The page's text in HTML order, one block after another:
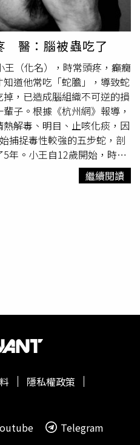
謹慎。
醫：腦被蟲吃了
（化名），時常頭疼，癲癇
道他常吃「蛇膽」，導致蛇
，已造成腦組織不可逆的損
子。根據《杭州網》報導，
解毒、明目、止咳化痰，因
捕捉毒性較強的五步蛇，剖
年。小王自12歲開始，時常
搐、肢體麻木和看不清楚的
發現因為生吃蛇膽，導致曼
繼續閱讀
隱私權政策
Telegram